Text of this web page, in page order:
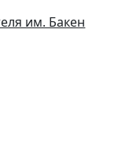
им. Бакен